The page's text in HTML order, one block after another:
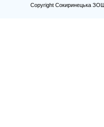
Copyright Сокиринецька